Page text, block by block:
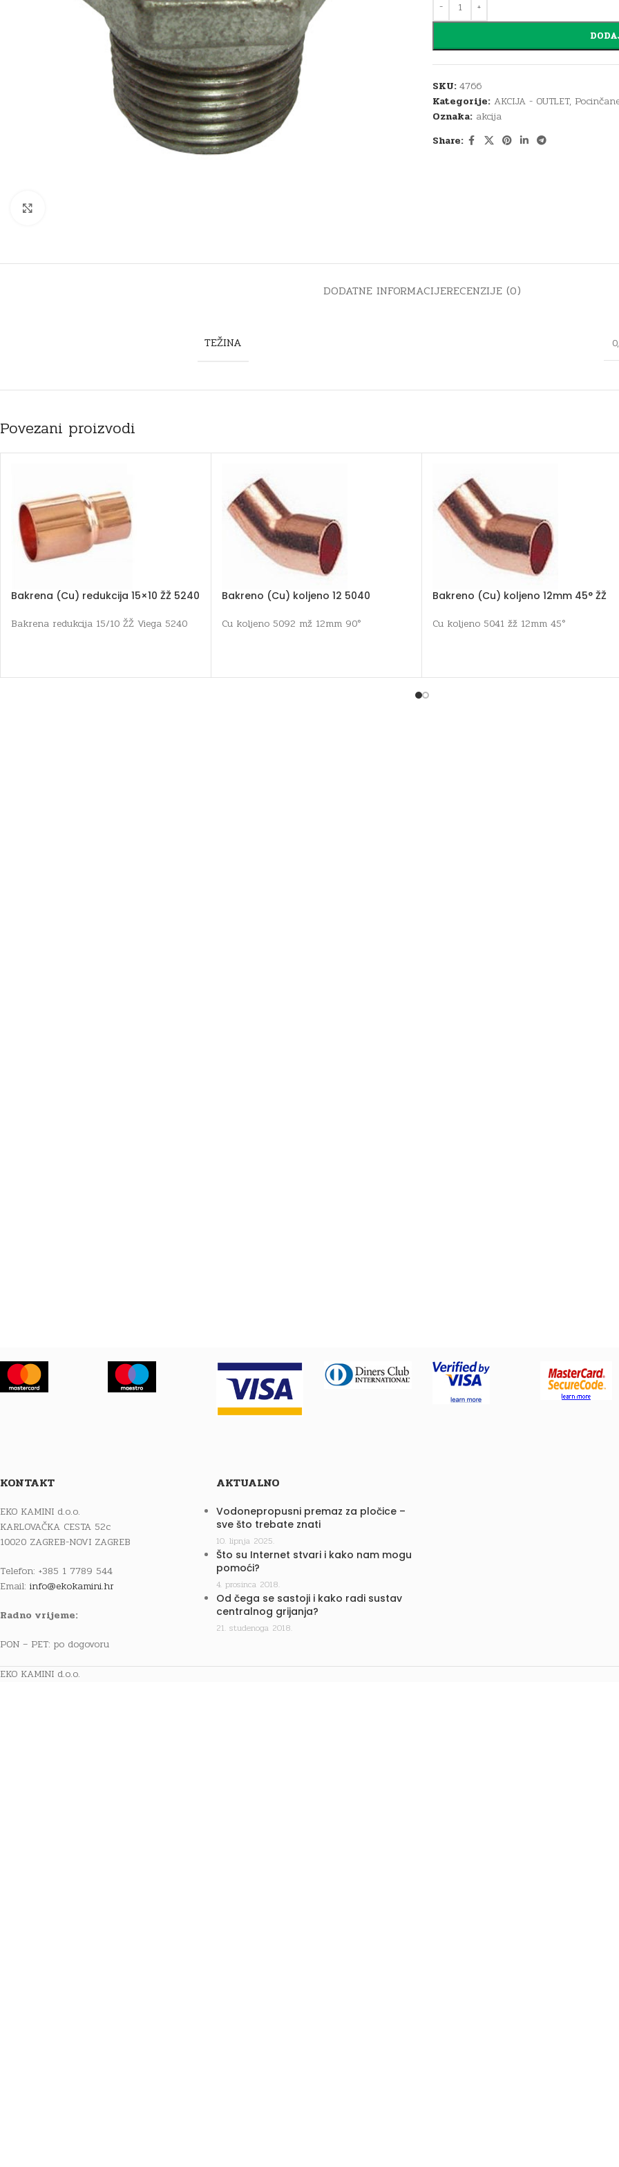
SKU:4766
Kategorije: AKCIJA - OUTLET,
Oznaka: akcija
Share:
DODATNE INFORMACIJERECENZIJE (0)
TEŽINA
Povezani proizvodi
Bakrena (Cu) redukcija 15×10 ŽŽ 5240
Bakrena redukcija 15/10 ŽŽ Viega 5240
Bakreno (Cu) koljeno 12 5040
Cu koljeno 5092 mž 12mm 90°
Bakreno (Cu) koljeno 12mm 45° ŽŽ
Cu koljeno 5041 žž 12mm 45°
KONTAKT
EKO KAMINI d.o.o.
KARLOVAČKA CESTA 52c
10020 ZAGREB-NOVI ZAGREB
Telefon: +385 1 7789 544
Email: info@ekokamini.hr
Radno vrijeme:
PON – PET: po dogovoru
AKTUALNO
Vodonepropusni premaz za pločice –
sve što trebate znati
10. lipnja 2025.
Što su Internet stvari i kako nam mogu
pomoći?
4. prosinca 2018.
Od čega se sastoji i kako radi sustav
centralnog grijanja?
21. studenoga 2018.
EKO KAMINI d.o.o.